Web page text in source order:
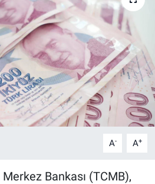
A- A+
Bankası (TCMB),